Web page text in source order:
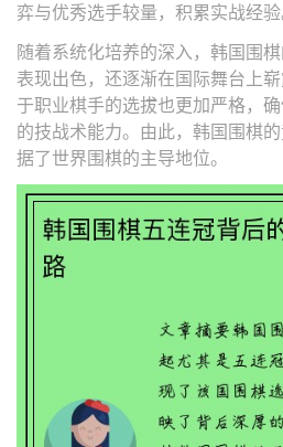
弈与优秀选手较量，积累实战经验
随着系统化培养的深入，韩国围
表现出色，还逐渐在国际舞台上
于职业棋手的选拔也更加严格，
的技战术能力。由此，韩国围棋
据了世界围棋的主导地位。